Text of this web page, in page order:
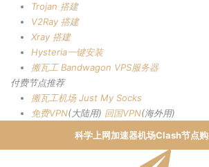
Trojan 搭建
V2Ray 搭建
Xray 搭建
Hysteria一键安装
搬瓦工 Bandwagon VPS服务器
付费节点推荐
搬瓦工机场 Just My Socks
免费VPN(大陆用) 回国VPN(海外用)
科学上网加速器机场Clash节点